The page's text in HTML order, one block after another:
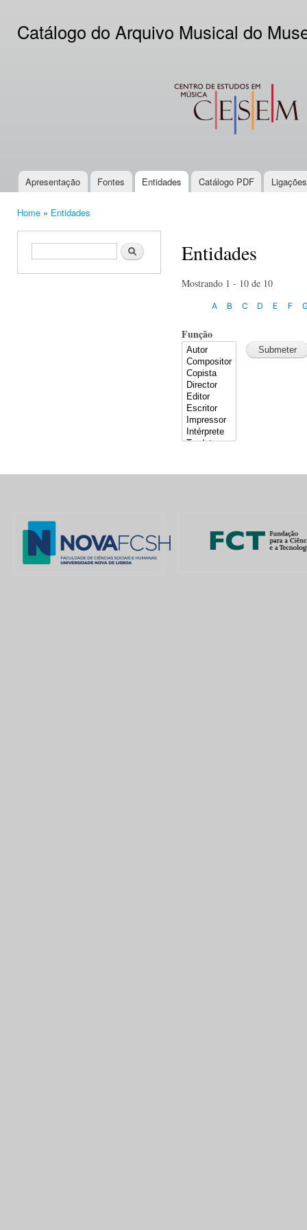
Catálogo do Arquivo Musical do
CESEM
Main menu
Apresentação Fontes Entidades Catálogo PDF
Home » Entidades
Search form Search Entidades
Mostrando 1 - 10 de 10
A B C D E F
Função